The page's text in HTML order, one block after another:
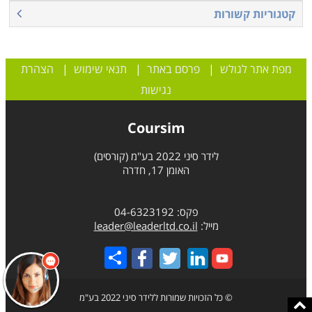
והדרישות נעות בין ריאיון אישי, תואר אקדמי כתנאי או ניסיון
המוסדות השונים ואורכם של הקורסים אינו אחיד. רוב
הקורסים מתקיימים כסמינרים מרוכזים או כלימודי ערב לאחר
שעות העבודה.
קטגוריות קשורות
מפת אתר לגולש |פרסם באתר | תנאי שימוש | הצהרת
נגישות
Coursim
לידר סיני 2022 בע"מ (קורסים)
האומן 17, חדרה
פקס: 04-6323192
מייל: leader@leaderltd.co.il
Share
© כל הזכויות שמורות ללידר סיני 2022 בע"מ